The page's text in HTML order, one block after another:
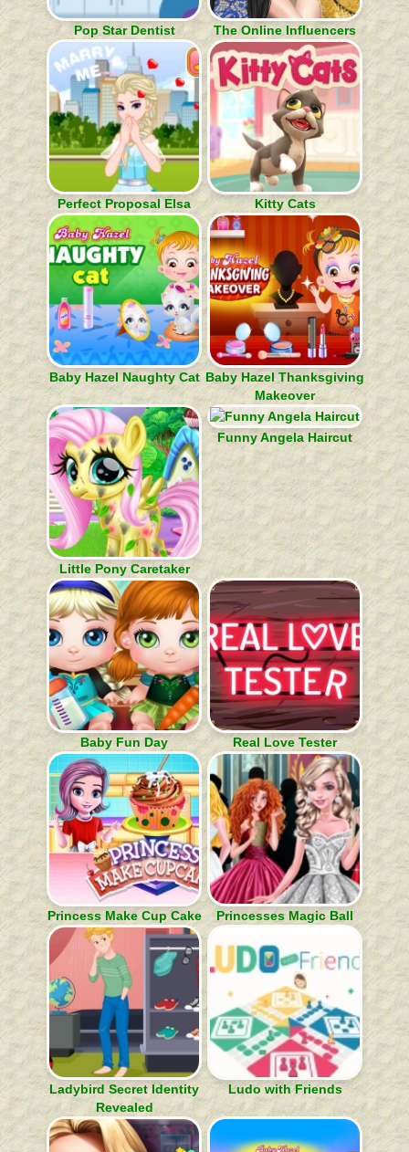
Pop Star Dentist The Online Influencers
Perfect Proposal Elsa Kitty Cats
Baby Hazel Naughty Cat Baby Hazel Thanksgiving
Makeover
Little Pony Caretaker
Funny Angela Haircut
Baby Fun Day Real Love Tester
Princess Make Cup Cake Princesses Magic Ball
Ladybird Secret Identity
Revealed
Ludo with Friends